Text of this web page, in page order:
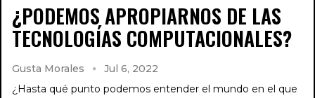
¿PODEMOS APROPIARNOS DE LAS
TECNOLOGÍAS COMPUTACIONALES?
Gusta Morales
Jul 6, 2022
¿Hasta qué punto podemos entender el mundo en el que